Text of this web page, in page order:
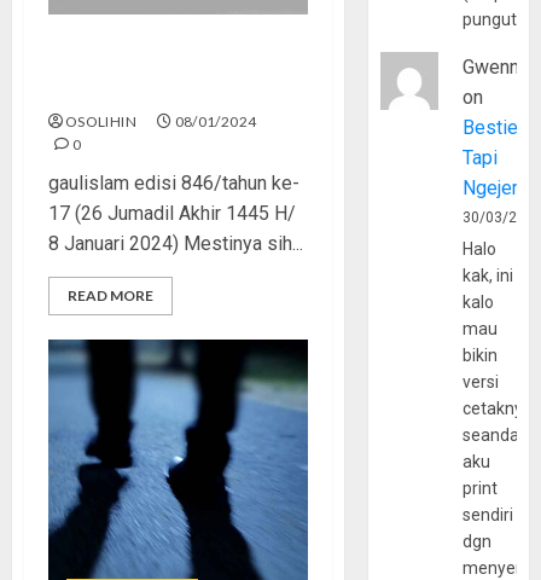
OSOLIHIN
08/01/2024
0
gaulislam edisi 846/tahun ke-
17 (26 Jumadil Akhir 1445 H/
8 Januari 2024) Mestinya sih...
READ MORE
Gwenny
on
Bestie
Tapi
30/03/
Halo
kak, ini
kalo
mau
bikin
versi
cetaknya
aku
print
sendiri
dgn